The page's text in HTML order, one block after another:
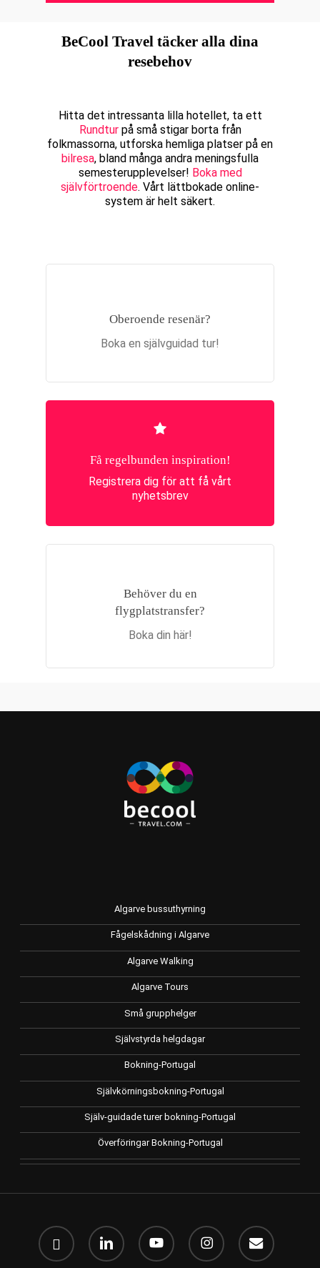
BeCool Travel täcker alla dina
resebehov
Hitta det intressanta lilla hotellet, ta ett
Rundturpå små stigar borta från
folkmassorna, utforska hemliga platser på en
bilresa, bland många andra meningsfulla
semesterupplevelser! Boka med
självförtroende. Vårt lättbokade online-
system är helt säkert.
Oberoende resenär?
Boka en självguidad tur!
Få regelbunden inspiration!
Registrera dig för att få vårt
nyhetsbrev
Behöver du en
flygplatstransfer?
Boka din här!
Algarve bussuthyrning
Fågelskådning i Algarve
Algarve Walking
Algarve Tours
Små grupphelger
Självstyrda helgdagar
Bokning-Portugal
Självkörningsbokning-Portugal
Själv-guidade turer bokning-Portugal
Överföringar Bokning-Portugal
Facebook linkedin Youtube Instagram
e-
post